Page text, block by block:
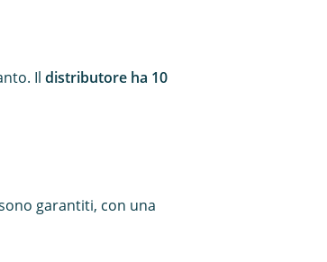
Ildistributore ha 10
garantiti, con una